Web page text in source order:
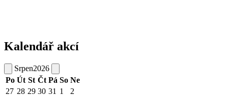
Kalendář akcí
Srpen2026
Po Út St Čt Pá So Ne
27 28 29 30 31 1
2